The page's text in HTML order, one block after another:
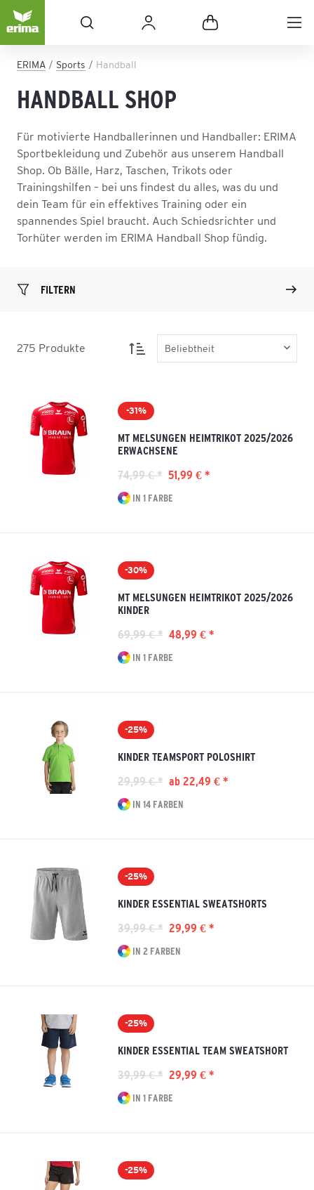
ERIMA Sports Handball
HANDBALL SHOP
Für motivierte Handballerinnen und Handballer: ERIMA
Sportbekleidung und Zubehör aus unserem Handball
Shop. Ob Bälle, Harz, Taschen, Trikots oder
Trainingshilfen – bei uns findest du alles, was du und
dein Team für ein effektives Training oder ein
spannendes Spiel braucht. Auch Schiedsrichter und
Torhüter werden im ERIMA Handball Shop fündig.
FILTERN
275 Produkte
-31%
MT MELSUNGEN HEIMTRIKOT 2025/2026
ERWACHSENE
74,99 € * 51,99 € *
IN 1 FARBE
-30%
MT MELSUNGEN HEIMTRIKOT 2025/2026
KINDER
69,99 € * 48,99 € *
IN 1 FARBE
-25%
KINDER TEAMSPORT POLOSHIRT
29,99 € * ab 22,49 € *
IN 14 FARBEN
-25%
KINDER ESSENTIAL SWEATSHORTS
39,99 € * 29,99 € *
IN 2 FARBEN
-25%
KINDER ESSENTIAL TEAM SWEATSHORT
39,99 € * 29,99 € *
IN 1 FARBE
-25%